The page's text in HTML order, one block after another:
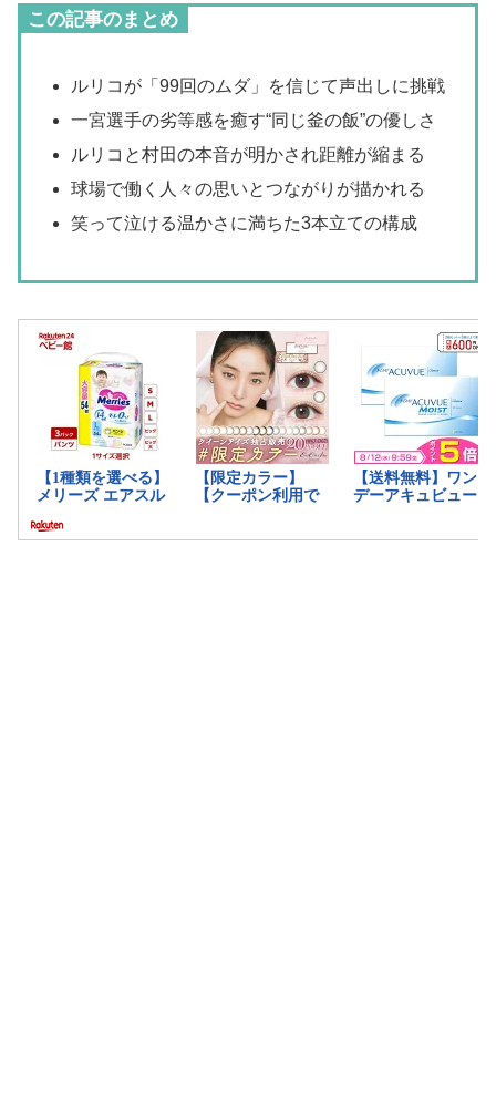
この記事のまとめ
ルリコが「99回のムダ」を信じて声出しに挑戦
一宮選手の劣等感を癒す“同じ釜の飯”の優しさ
ルリコと村田の本音が明かされ距離が縮まる
球場で働く人々の思いとつながりが描かれる
笑って泣ける温かさに満ちた3本立ての構成